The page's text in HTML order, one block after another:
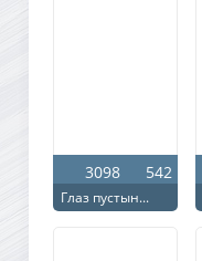
3098 542
Глаз пустын...